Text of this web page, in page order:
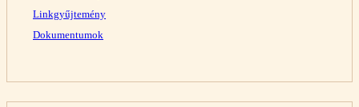
Linkgyűjtemény
Dokumentumok